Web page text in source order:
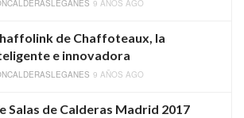
9 AÑOS AGO
de Chaffoteaux, la
e innovadora
9 AÑOS AGO
Salas de Calderas Madrid 2017